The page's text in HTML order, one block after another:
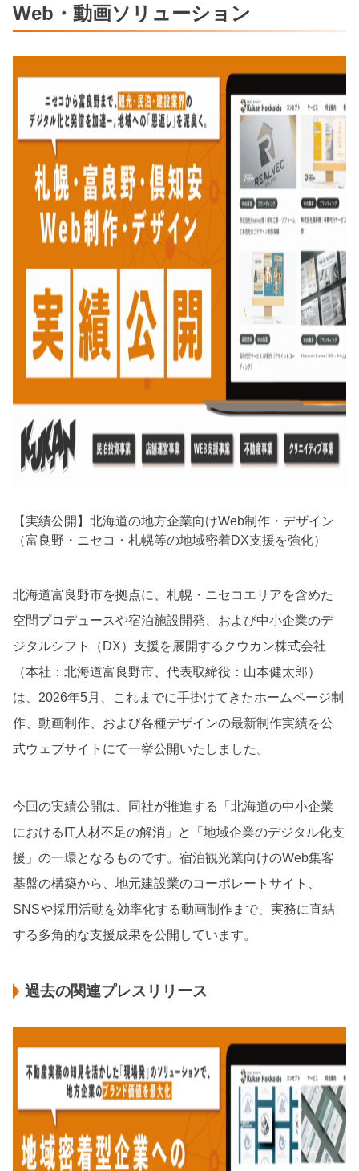
Web・動画ソリューション
【実績公開】北海道の地方企業向けWeb制作・デザイン
（富良野・ニセコ・札幌等の地域密着DX支援を強化）
北海道富良野市を拠点に、札幌・ニセコエリアを含めた
空間プロデュースや宿泊施設開発、および中小企業のデ
ジタルシフト（DX）支援を展開するクウカン株式会社
（本社：北海道富良野市、代表取締役：山本健太郎）
は、2026年5月、これまでに手掛けてきたホームページ制
作、動画制作、および各種デザインの最新制作実績を公
式ウェブサイトにて一挙公開いたしました。
今回の実績公開は、同社が推進する「北海道の中小企業
におけるIT人材不足の解消」と「地域企業のデジタル化支
援」の一環となるものです。宿泊観光業向けのWeb集客
基盤の構築から、地元建設業のコーポレートサイト、
SNSや採用活動を効率化する動画制作まで、実務に直結
する多角的な支援成果を公開しています。
過去の関連プレスリリース